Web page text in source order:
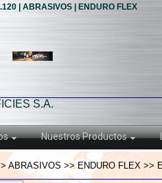
| ABRASIVOS | ENDURO FLEX
S.A.
Nuestros Productos
ABRASIVOS >> ENDURO FLEX >>